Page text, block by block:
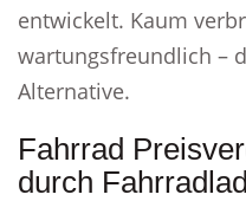
entwickelt. Kaum
wartungsfreundlich –
Alternative.
Fahrrad
durch